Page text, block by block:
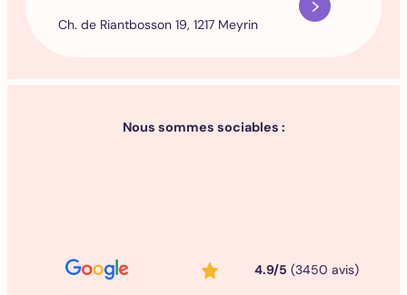
Ch. de Riantbosson 19, 1217 Meyrin
Nous sommes sociables :
4.9/5 (3450 avis)